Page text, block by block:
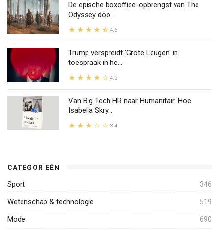
De epische boxoffice-opbrengst van The
Odyssey doo...
4.6
Trump verspreidt 'Grote Leugen' in
toespraak in he...
4.2
Van Big Tech HR naar Humanitair: Hoe
Isabella Skry...
3.4
CATEGORIEËN
Sport 346
Wetenschap & technologie 519
Mode 690